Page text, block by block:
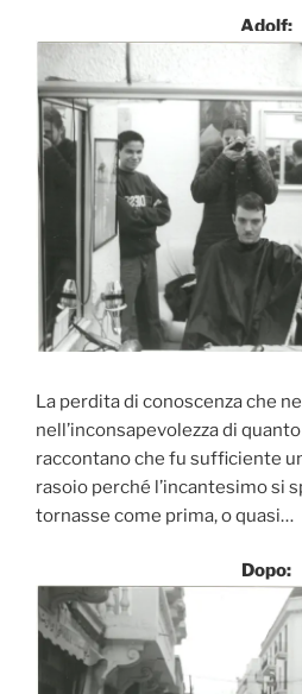
Adolf:
La perdita di conoscenza che
nell’inconsapevolezza di
raccontano che fu sufficiente
rasoio perché l’incantesimo si
tornasse come prima, o quasi…
Dopo: